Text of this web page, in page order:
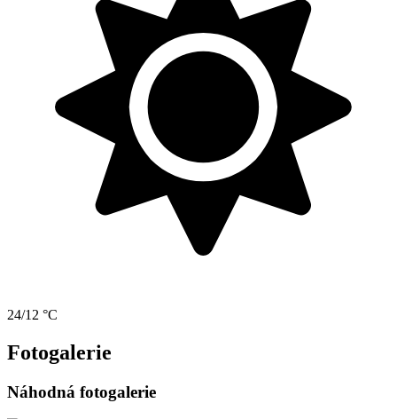
24/12 °C
Fotogalerie
Náhodná fotogalerie